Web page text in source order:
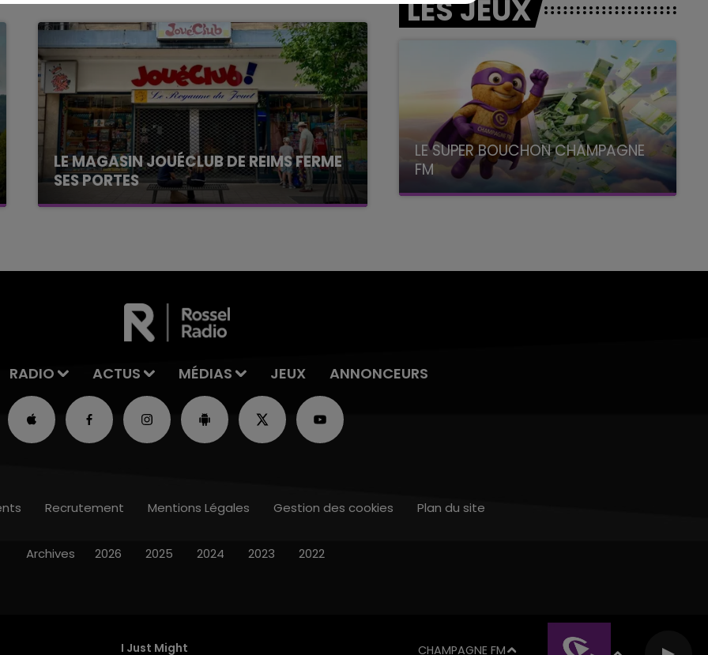
LE MAGASIN JOUÉCLUB DE REIMS FERME
SES PORTES
C'était l'une des institutions du centre-ville
LES JEUX
LE SUPER BOUCHON CHAMPAGNE
FM
avec La Famille Champagne FM, à 8H10
RADIO ACTUS MÉDIAS JEUX ANNONCEURS
I Just Might CHAMPAGNE FM
Recrutement Mentions Légales Gestion des cookies Plan du site
Archives 2026 2025 2024 2023 2022